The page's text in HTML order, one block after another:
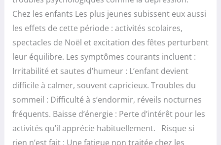
Chez les enfants Les plus jeunes subissent eux aussi
les effets de cette période : activités scolaires,
spectacles de Noël et excitation des fêtes perturbent
leur équilibre. Les symptômes courants incluent :
Irritabilité et sautes d’humeur : L’enfant devient
difficile à calmer, souvent capricieux. Troubles du
sommeil : Difficulté à s’endormir, réveils nocturnes
fréquents. Baisse d’énergie : Perte d’intérêt pour les
activités qu’il apprécie habituellement. Risque si
rien n’est fait : Une fatigue non traitée chez les